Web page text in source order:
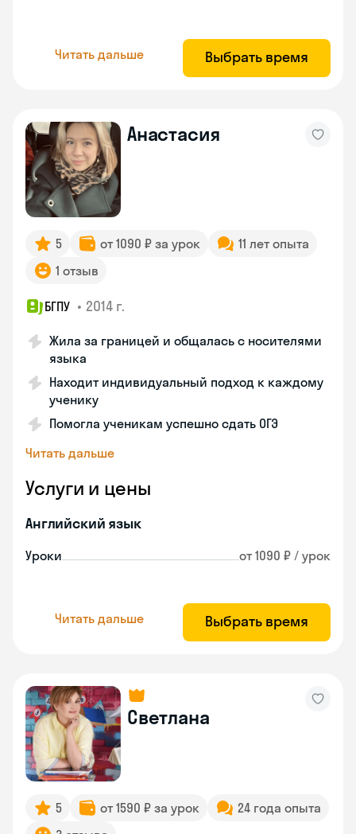
Читать дальше Выбрать время
Анастасия
5 от 1090 ₽ за урок
11 лет опыта
1 отзыв
БГПУ • 2014 г.
Жила за границей и общалась с носителями
языка
Находит индивидуальный подход к каждому
ученику
Помогла ученикам успешно сдать ОГЭ
Читать дальше
Услуги и цены
Английский язык
Уроки от 1090 ₽ / урок
Читать дальше Выбрать время
Светлана
5 от 1590 ₽ за урок
24 года опыта